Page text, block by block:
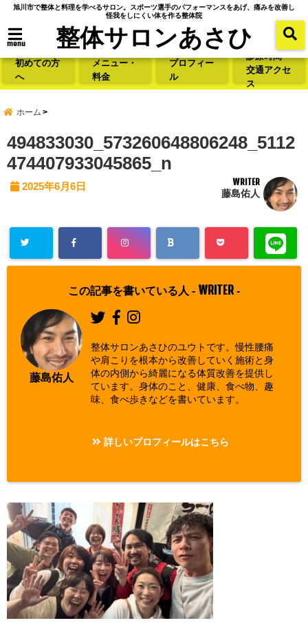
旭川市で整体と料理を学べるサロン。スポーツ選手のパフォーマンスをあげ、痛みを改善し
怪我をしにくい体を作る整体院
menu 整体サロンあさひ
初めての方
へ
メニュー・
料金
プロフィー
ル
診療時間・
交通アクセ
ス
ホーム
494833030_573260648806248_5112
474407933045865_n
2025年6月6日 WRITER
藤島佑人
この記事を書いている人 - WRITER -
藤島佑人
整体サロンあさひのユウトです。慢性腰痛
や肩こりを根本から改善していく施術と身
体の内側から綺麗になる体質改善を提供し
ています。身体のこと、健康、食べ物、趣
味、食べ歩きなどを書いています。
詳しいプロフィールはこちら